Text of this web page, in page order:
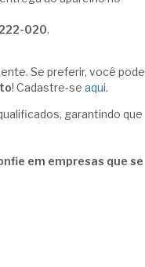
020.
Se preferir, você pode
! Cadastre-se aqui.
garantindo que
em empresas que se